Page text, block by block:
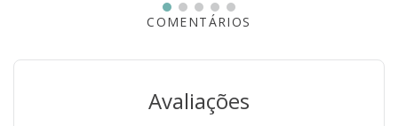
COMENTÁRIOS
Avaliações